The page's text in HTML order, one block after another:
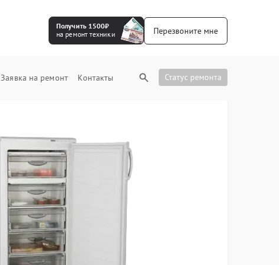
Получить 1500₽
на ремонт техники
Перезвоните мне
Заявка на ремонт Контакты Статус ремонта